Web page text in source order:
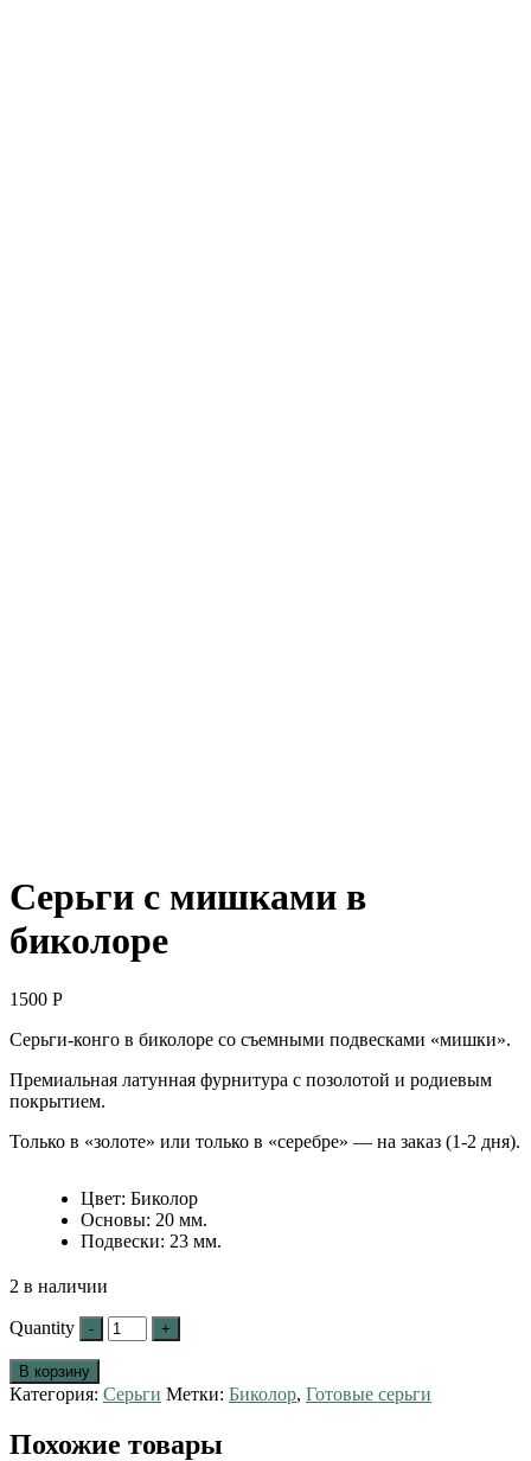
Серьги с мишками в
биколоре
1500 Р
Серьги-конго в биколоре со съемными подвесками «мишки».
Премиальная латунная фурнитура с позолотой и родиевым
покрытием.
Только в «золоте» или только в «серебре» — на заказ (1-2 дня).
Цвет: Биколор
Основы: 20 мм.
Подвески: 23 мм.
2 в наличии
Quantity
В корзину
Категория: Серьги Метки: Биколор, Готовые серьги
Похожие товары